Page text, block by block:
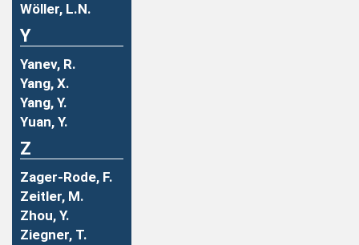
Wöller, L.N.
Y
Yanev, R.
Yang, X.
Yang, Y.
Yuan, Y.
Z
Zager-Rode, F.
Zeitler, M.
Zhou, Y.
Ziegner, T.